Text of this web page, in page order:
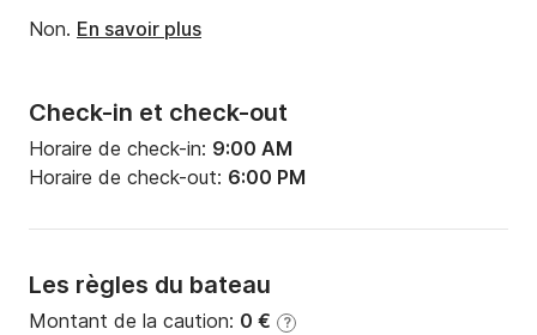
Check-in et check-out
Horaire de check-in: 9:00 AM
Horaire de check-out: 6:00 PM
Les règles du bateau
Montant de la caution: 0 € ?
Non. En savoir plus